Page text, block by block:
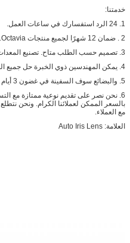
خدمتنا:
1. 24 الرد استفسارك في ساعات العمل.
2
. ضمان 12 شهرًا لجميع منتجات Octavia.
3. تصميم حسب الطلب متاح.
تصنيع
4. يمكن المهندسين ذوي الخبرة حل جميع المشاكل التقنية الخاصة بك
5. والبضائع سوف السفينة في غضون 3 أيام عمل بعد تلقي الدفع التحقق منها.
6. نحن نصر على تقديم نوعية ممتازة مع
بالسعر الممكن لعملائنا الكرام. ونحن نتطلع
مع العملاء.
العلامة: Auto Iris Lens